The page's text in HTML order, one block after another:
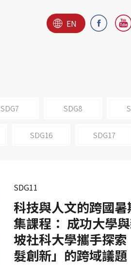
EN
SDG7 SDG8
SDG16 SDG17
SDG11
科技與人文的跨國暑
集課程： 成功大學
坡社科大學攜手探索
髮創新」的跨域議題